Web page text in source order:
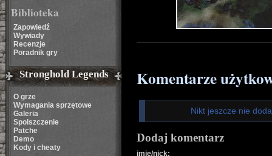
Biblioteka
Zapowiedź
Wywiady
Recenzje
Poradnik gry
Stronghold Legends
O grze
Wymagania sprzętowe
Galeria
Spolszczenie
Patche
Demo
Kody i cheaty
Komentarze
Nikt jeszcze nie
Dodaj komentarz
imię/nick: